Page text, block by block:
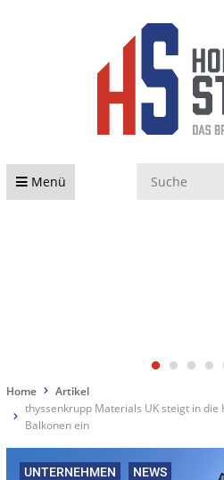
Menü
Home
Artikel
thyssenkrupp Materials UK steigt in
Balkonen ein
UNTERNEHMEN NEWS